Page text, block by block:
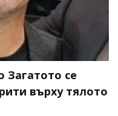
Загатото се
върху тялото